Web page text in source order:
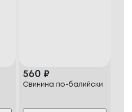
560 ₽
Свинина по-балийски